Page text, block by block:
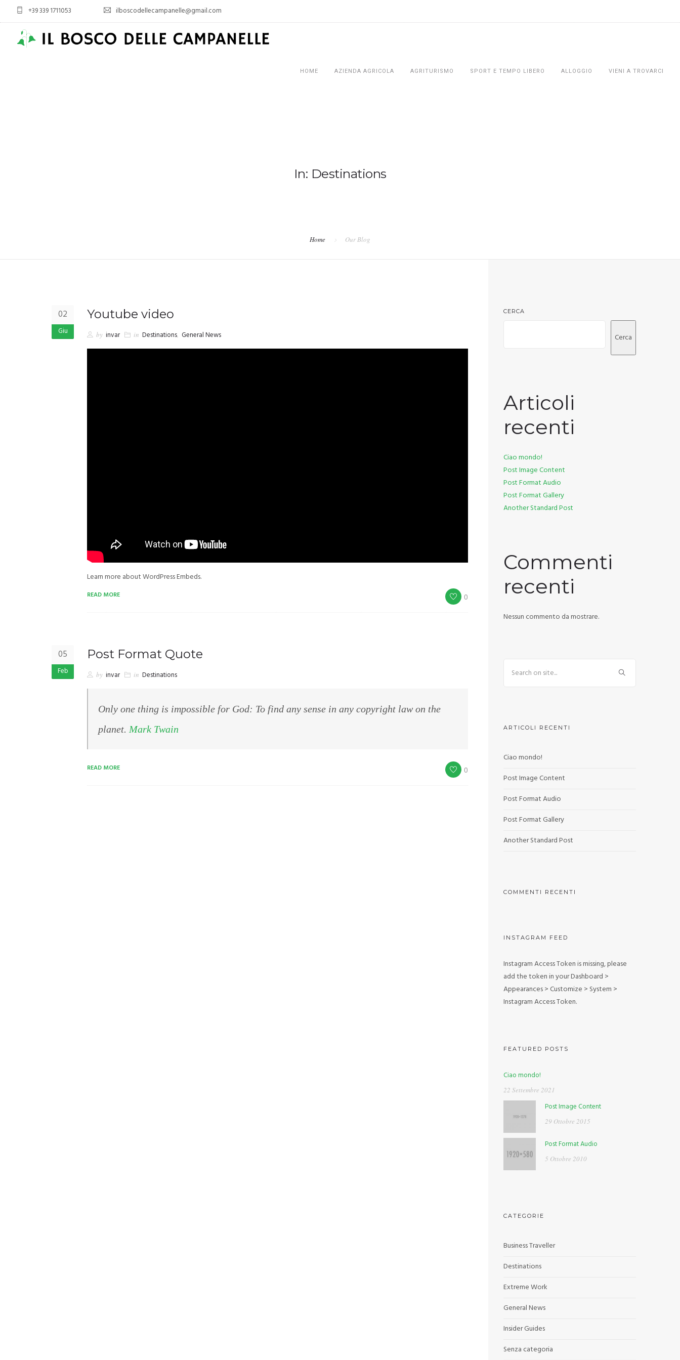
+39 339 1711053 ilboscodellecampanelle@gmail.com
HOME AZIENDA AGRICOLA AGRITURISMO SPORT E TEMPO LIBERO ALLOGGIO VIENI A TROVARCI
In: Destinations
Home Our Blog
02
Giu
Youtube video
by invar in Destinations, General News
Learn more about WordPress Embeds.
READ MORE 0
05
Feb
Post Format Quote
by invar in Destinations
Only one thing is impossible for God: To find any sense in any copyright law on the
planet. Mark Twain
READ MORE 0
CERCA
Cerca
Articoli
recenti
Ciao mondo!
Post Image Content
Post Format Audio
Post Format Gallery
Another Standard Post
Commenti
recenti
Nessun commento da mostrare.
ARTICOLI RECENTI
Ciao mondo!
Post Image Content
Post Format Audio
Post Format Gallery
Another Standard Post
COMMENTI RECENTI
INSTAGRAM FEED
Instagram Access Token is missing, please
add the token in your Dashboard >
Appearances > Customize > System >
Instagram Access Token.
FEATURED POSTS
Ciao mondo!
22 Settembre 2021
Post Image Content
29 Ottobre 2015
Post Format Audio
5 Ottobre 2010
CATEGORIE
Business Traveller
Destinations
Extreme Work
General News
Insider Guides
Senza categoria